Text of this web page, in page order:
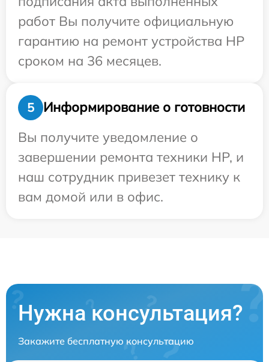
работ Вы получите официальную
гарантию на ремонт устройства HP
сроком на 36 месяцев.
5
Информирование о готовности
Вы получите уведомление о
завершении ремонта техники HP, и
наш сотрудник привезет технику к
вам домой или в офис.
Нужна консультация?
Закажите бесплатную консультацию